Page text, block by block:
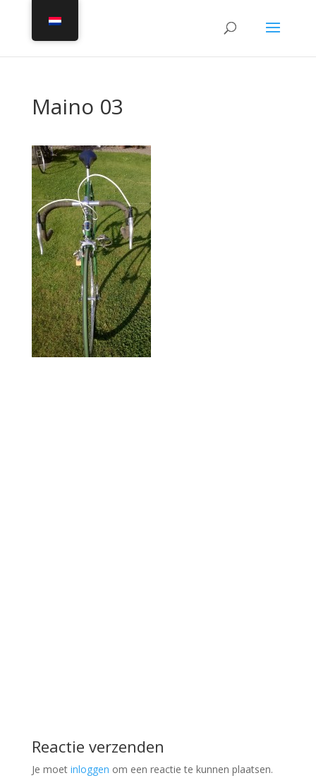
Maino 03
Reactie verzenden
Je moet inloggen om een reactie te kunnen plaatsen.